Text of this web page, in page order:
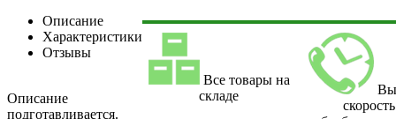
Описание
Характеристики
Отзывы
Описание
подготавливается.
Все товары на
складе
скорость